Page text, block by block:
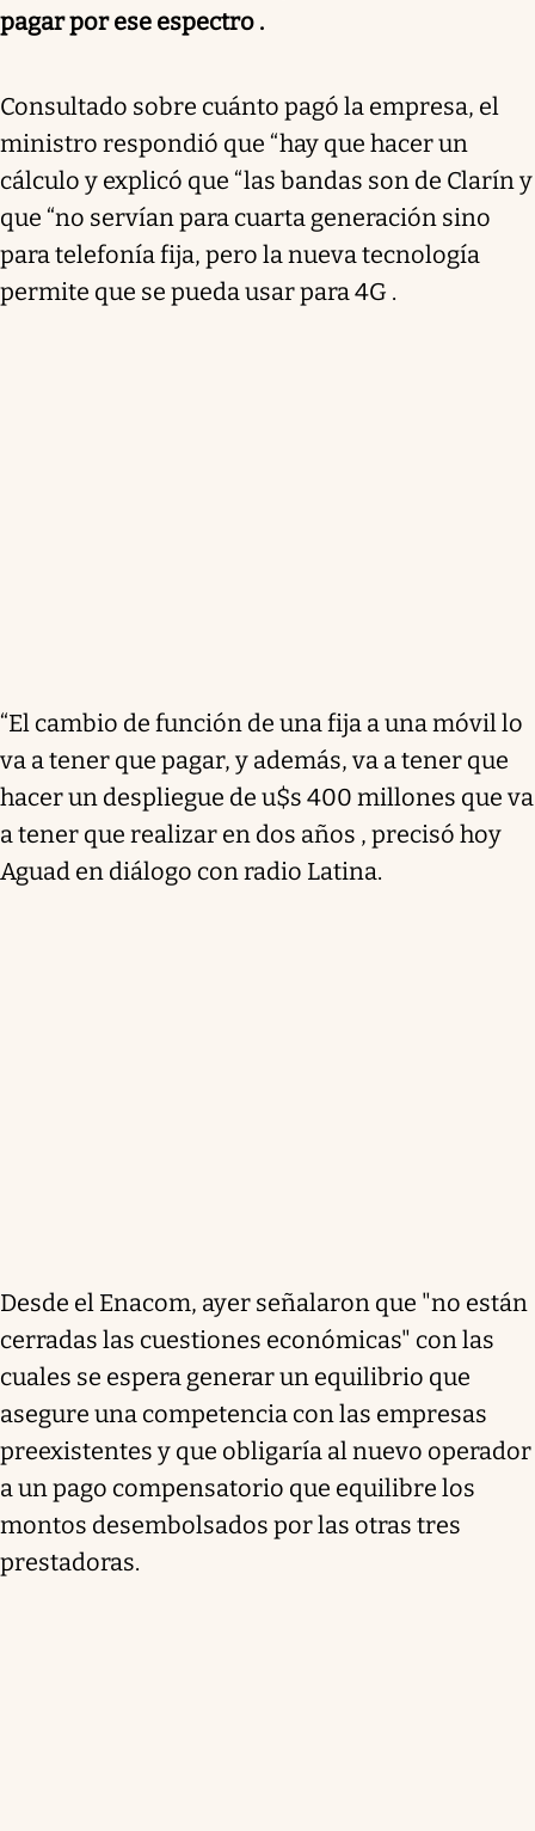
pagar por ese espectro .
Consultado sobre cuánto pagó la empresa, el
ministro respondió que “hay que hacer un
cálculo y explicó que “las bandas son de Clarín y
que “no servían para cuarta generación sino
para telefonía fija, pero la nueva tecnología
permite que se pueda usar para 4G .
“El cambio de función de una fija a una móvil lo
va a tener que pagar, y además, va a tener que
hacer un despliegue de u$s 400 millones que va
a tener que realizar en dos años , precisó hoy
Aguad en diálogo con radio Latina.
Desde el Enacom, ayer señalaron que "no están
cerradas las cuestiones económicas" con las
cuales se espera generar un equilibrio que
asegure una competencia con las empresas
preexistentes y que obligaría al nuevo operador
a un pago compensatorio que equilibre los
montos desembolsados por las otras tres
prestadoras.